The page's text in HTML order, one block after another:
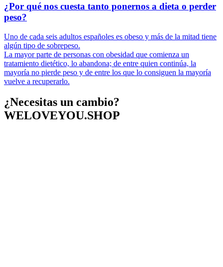
¿Por qué nos cuesta tanto ponernos a dieta o perder
peso?
Uno de cada seis adultos españoles es obeso y más de la mitad tiene
algún tipo de sobrepeso.
La mayor parte de personas con obesidad que comienza un
tratamiento dietético, lo abandona; de entre quien continúa, la
mayoría no pierde peso y de entre los que lo consiguen la mayoría
vuelve a recuperarlo.
¿Necesitas un cambio?
WELOVEYOU.SHOP